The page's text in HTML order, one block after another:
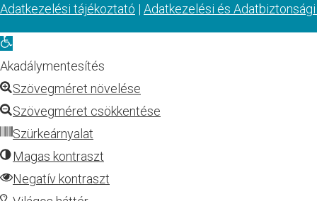
Adatkezelési tájékoztató | Adatkezelési és
Eszköztár
megnyitása
Akadálymentesítés
Szövegméret növelése
Szövegméret csökkentése
Szürkeárnyalat
Magas kontraszt
Negatív kontraszt